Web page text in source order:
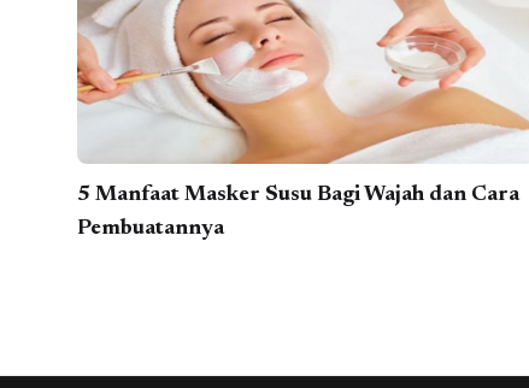
5 Manfaat Masker Susu Bagi Wajah dan Cara
Pembuatannya